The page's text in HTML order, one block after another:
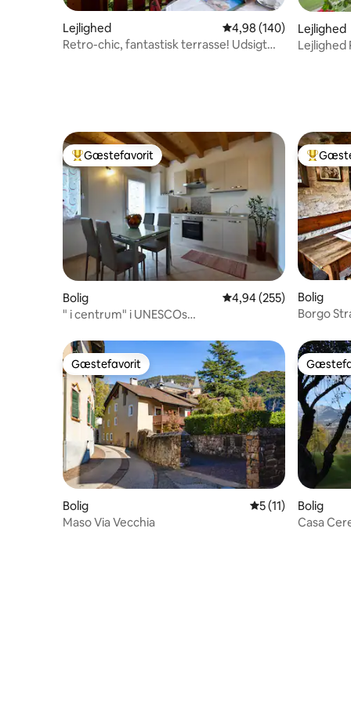
Lejlighed 4,98 ud af 5 i
4,98 (140)
Retro-chic, fantastisk terrasse! Udsigt
Lejlighed
Lejlighed
Bedste gæstefavorit
Gæstefavorit
Bolig 4,94 ud af 5 i
4,94 (255)
" i centrum" i UNESCOs
Bedste
Bolig
Borgo
Gæstefavorit
Gæstefavorit
Bolig 5 ud af 5 i
5 (11)
Maso Via Vecchia
Bolig
Casa